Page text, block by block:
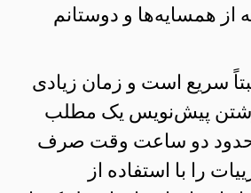
همسایه‌ها و دوستانم
سریع است و زمان زیادی
پیش‌نویس یک مطلب
دو ساعت وقت صرف
را با استفاده از